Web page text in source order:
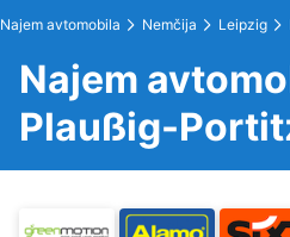
Najem avtomobila Nemčija Leipzig
Najem
Plaußig-